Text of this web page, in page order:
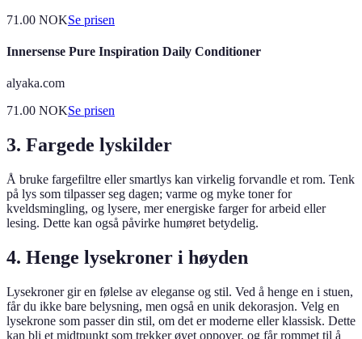
71.00 NOKSe prisen
Innersense Pure Inspiration Daily Conditioner
alyaka.com
71.00 NOKSe prisen
3. Fargede lyskilder
Å bruke fargefiltre eller smartlys kan virkelig forvandle et rom. Tenk
på lys som tilpasser seg dagen; varme og myke toner for
kveldsmingling, og lysere, mer energiske farger for arbeid eller
lesing. Dette kan også påvirke humøret betydelig.
4. Henge lysekroner i høyden
Lysekroner gir en følelse av eleganse og stil. Ved å henge en i stuen,
får du ikke bare belysning, men også en unik dekorasjon. Velg en
lysekrone som passer din stil, om det er moderne eller klassisk. Dette
kan bli et midtpunkt som trekker øyet oppover, og får rommet til å